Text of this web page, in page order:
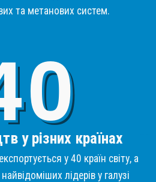
та метанових систем.
у різних країнах
у 40 країн світу, а
лідерів у галузі